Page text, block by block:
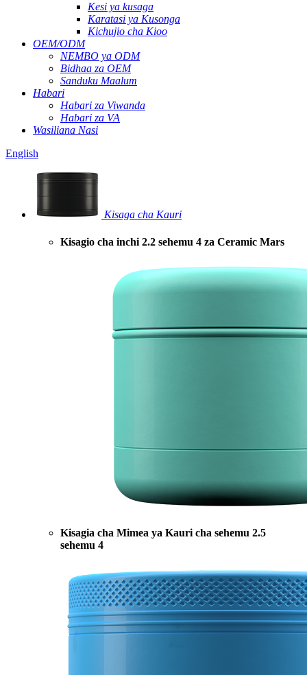
Kesi ya kusaga
Karatasi ya Kusonga
Kichujio cha Kioo
OEM/ODM
NEMBO ya ODM
Bidhaa za OEM
Sanduku Maalum
Habari
Habari za Viwanda
Habari za VA
Wasiliana Nasi
English
Kisaga cha Kauri
Kisagio cha inchi 2.2 sehemu 4 za Ceramic Mars
Kisagia cha Mimea ya Kauri cha sehemu 2.5
sehemu 4